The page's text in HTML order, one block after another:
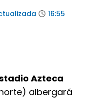
16:55
Azteca
albergará